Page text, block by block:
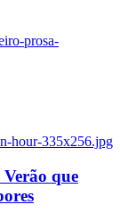
prosa-
hour-335x256.jpg
que